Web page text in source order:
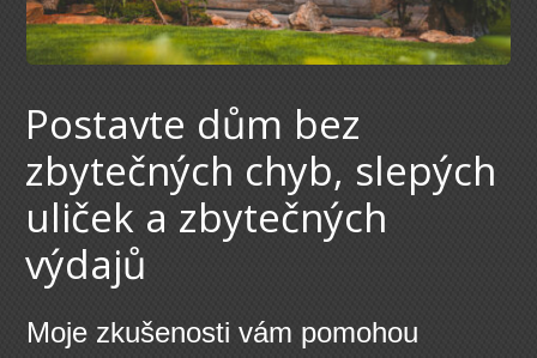
Postavte dům bez
zbytečných chyb, slepých
uliček a zbytečných
výdajů
Moje zkušenosti vám pomohou